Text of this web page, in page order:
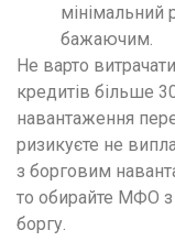
мінімальний
бажаючим.
Не варто
кредитів більше
навантаження
ризикуєте не
з борговим
то обирайте МФО з
боргу.